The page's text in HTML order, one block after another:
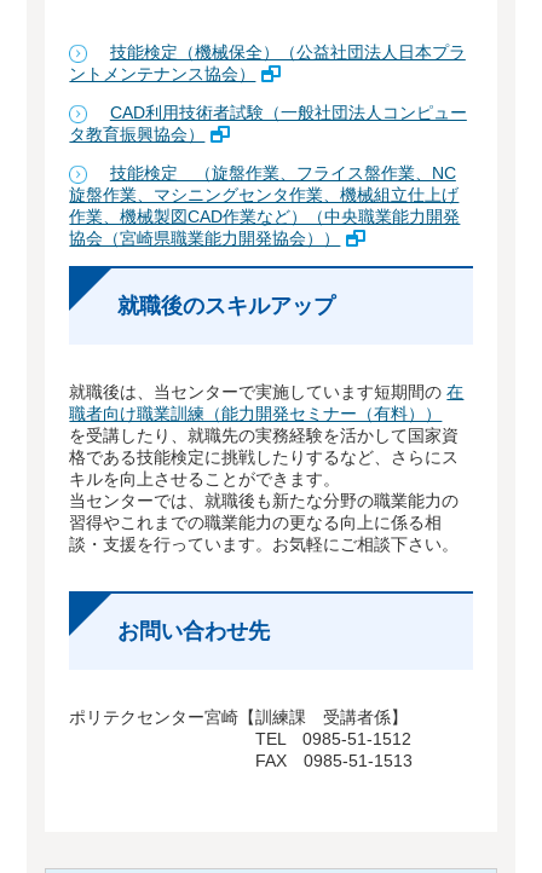
技能検定（機械保全）（公益社団法人日本プラ
ントメンテナンス協会）
CAD利用技術者試験（一般社団法人コンピュー
タ教育振興協会）
技能検定 （旋盤作業、フライス盤作業、NC
旋盤作業、マシニングセンタ作業、機械組立仕上げ
作業、機械製図CAD作業など）（中央職業能力開発
協会（宮崎県職業能力開発協会））
就職後のスキルアップ
就職後は、当センターで実施しています短期間の 在
職者向け職業訓練（能力開発セミナー（有料））
を受講したり、就職先の実務経験を活かして国家資
格である技能検定に挑戦したりするなど、さらにス
キルを向上させることができます。
当センターでは、就職後も新たな分野の職業能力の
習得やこれまでの職業能力の更なる向上に係る相
談・支援を行っています。お気軽にご相談下さい。
お問い合わせ先
ポリテクセンター宮崎【訓練課 受講者係】
TEL 0985-51-1512
FAX 0985-51-1513